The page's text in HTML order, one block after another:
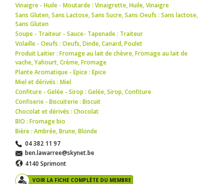
Vinaigre - Huile - Moutarde : Vinaigrette,Huile,Vinaigre
Sans Gluten, Sans Lactose, Sans Sucre, Sans Oeufs : Sans lactose,
Sans Gluten
Soupe - Traiteur - Sauce- Tapenade : Traiteur
Volaille - Oeufs : Oeufs,Dinde,Canard,Poulet
Produit Laitier : Fromage au lait de chèvre,Fromage au lait de
vache,Yahourt,Crème,Fromage
Plante Aromatique - Epice : Epice
Miel et dérivés : Miel
Confiture - Gelée - Sirop : Gelée,Sirop,Confiture
Confiserie - Biscuiterie : Biscuit
Chocolat et dérivés : Chocolat
BIO : Fromage bio
Bière : Ambrée,Brune,Blonde
04 382 11 97
ben.lawarree@skynet.be
4140 Sprimont
VOIR LA FICHE COMPLÈTE DU MEMBRE